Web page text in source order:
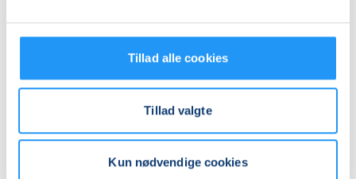
Tillad alle cookies
Tillad valgte
Kun nødvendige cookies
Relaterede hold